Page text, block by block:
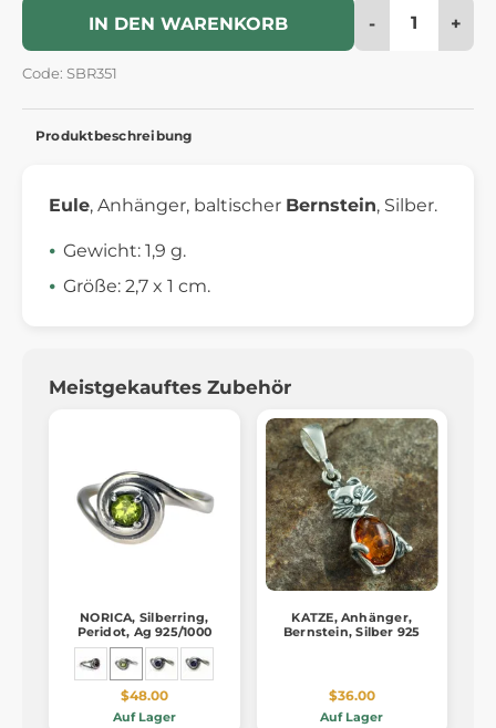
IN DEN WARENKORB - +
Code: SBR351
Produktbeschreibung
Eule, Anhänger, baltischer Bernstein, Silber.
Gewicht: 1,9 g.
Größe: 2,7 x 1 cm.
Meistgekauftes Zubehör
NORICA, Silberring,
Peridot, Ag 925/1000
$48.00
Auf Lager
KATZE, Anhänger,
Bernstein, Silber 925
$36.00
Auf Lager